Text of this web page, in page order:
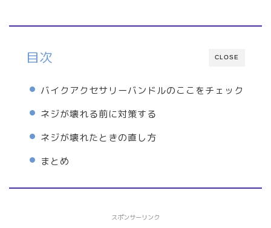
CLOSE
目次
バイクアクセサリーバンドルのここをチェック
ネジが壊れる前に対策する
ネジが壊れたときの直し方
まとめ
スポンサーリンク